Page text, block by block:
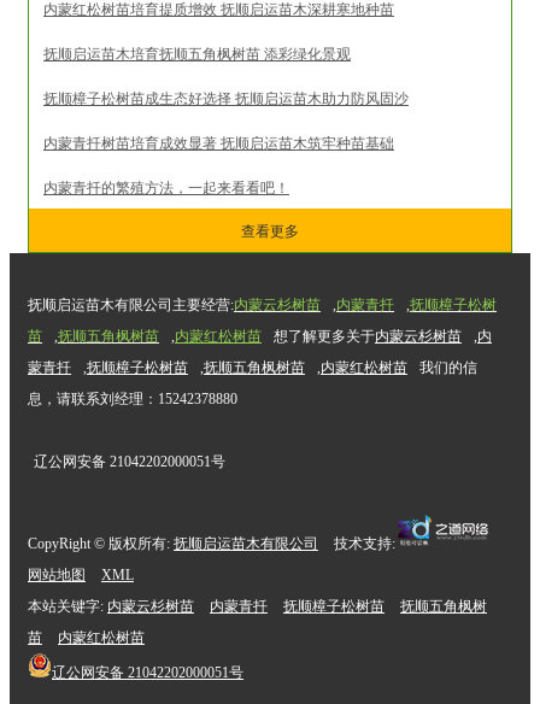
内蒙红松树苗培育提质增效 抚顺启运苗木深耕寒地种苗
抚顺启运苗木培育抚顺五角枫树苗 添彩绿化景观
抚顺樟子松树苗成生态好选择 抚顺启运苗木助力防风固沙
内蒙青扦树苗培育成效显著 抚顺启运苗木筑牢种苗基础
内蒙青扦的繁殖方法，一起来看看吧！
查看更多
抚顺启运苗木有限公司主要经营:内蒙云杉树苗 ,内蒙青扦 ,抚顺樟子松树
苗
,抚顺五角枫树苗 ,内蒙红松树苗 想了解更多关于内蒙云杉树苗 ,内
蒙青扦
,抚顺樟子松树苗 ,抚顺五角枫树苗 ,内蒙红松树苗
我们的信
息，请联系刘经理：15242378880
辽公网安备 21042202000051号
CopyRight © 版权所有: 抚顺启运苗木有限公司
技术支持:
网站地图
XML
本站关键字: 内蒙云杉树苗 内蒙青扦 抚顺樟子松树苗
抚顺五角枫树
苗
内蒙红松树苗
辽公网安备 21042202000051号